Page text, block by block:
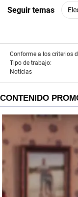
Seguir temas
Conforme a los criterios
Tipo de trabajo:
Noticias